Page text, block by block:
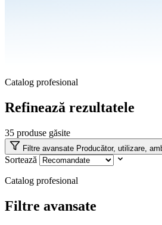
Catalog profesional
Refinează rezultatele
35 produse găsite
Filtre avansate Producător, utilizare,
Sortează
Catalog profesional
Filtre avansate